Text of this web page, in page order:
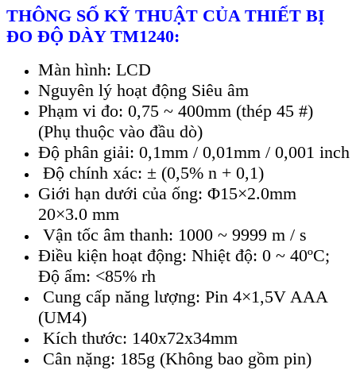
THÔNG SỐ KỸ THUẬT CỦA THIẾT BỊ
ĐO ĐỘ DÀY TM1240:
Màn hình: LCD
Nguyên lý hoạt động Siêu âm
Phạm vi đo: 0,75 ~ 400mm (thép 45 #)
(Phụ thuộc vào đầu dò)
Độ phân giải: 0,1mm / 0,01mm / 0,001 inch
Độ chính xác: ± (0,5% n + 0,1)
Giới hạn dưới của ống: Φ15×2.0mm
20×3.0 mm
Vận tốc âm thanh: 1000 ~ 9999 m / s
Điều kiện hoạt động: Nhiệt độ: 0 ~ 40ºC;
Độ ẩm: <85% rh
Cung cấp năng lượng: Pin 4×1,5V AAA
(UM4)
Kích thước: 140x72x34mm
Cân nặng: 185g (Không bao gồm pin)